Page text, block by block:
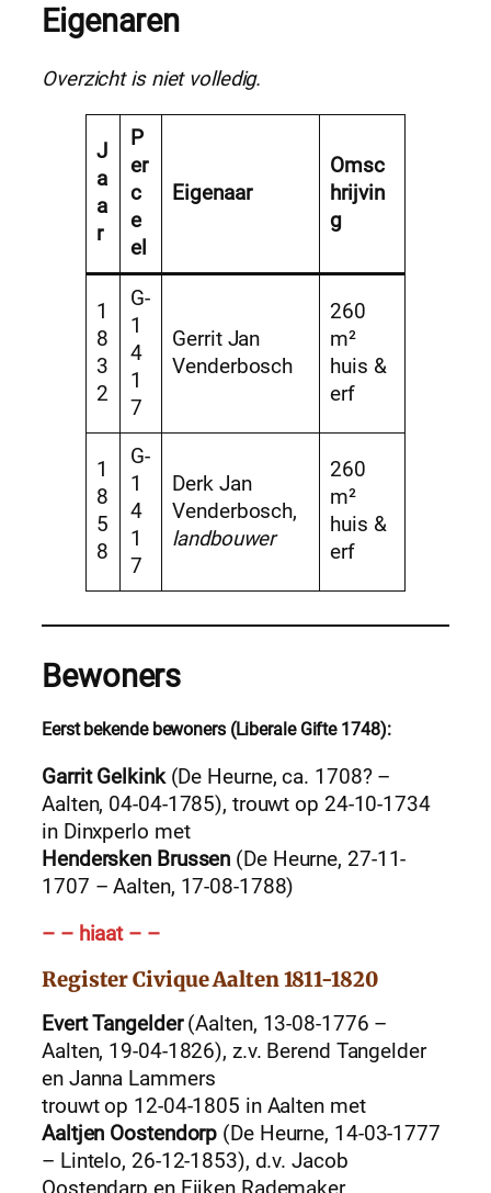
Eigenaren
Overzicht is niet volledig.
J
a
a
r
P
er
c
e
el
Eigenaar
Omsc
hrijvin
g
1
8
3
2
G-
1
4
1
7
Gerrit Jan
Venderbosch
260
m²
huis &
erf
1
8
5
8
G-
1
4
1
7
Derk Jan
Venderbosch,
landbouwer
260
m²
huis &
erf
Bewoners
Eerst bekende bewoners (Liberale Gifte 1748):
Garrit Gelkink(De Heurne, ca. 1708? –
Aalten, 04-04-1785), trouwt op 24-10-1734
in Dinxperlo met
Hendersken Brussen (De Heurne, 27-11-
1707 – Aalten, 17-08-1788)
– – hiaat – –
Register Civique Aalten 1811-1820
Evert Tangelder(Aalten, 13-08-1776 –
Aalten, 19-04-1826), z.v. Berend Tangelder
en Janna Lammers
trouwt op 12-04-1805 in Aalten met
Aaltjen Oostendorp (De Heurne, 14-03-1777
– Lintelo, 26-12-1853), d.v. Jacob